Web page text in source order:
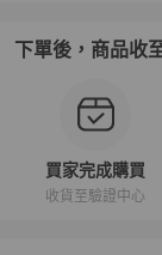
照服務，買家有權
【PopChill 全球購
★若商品不通過
★ 鑑定將使用美國
證書，部分含鑑定分
下單後，商品收
買家完成購買
收貨至驗證中心